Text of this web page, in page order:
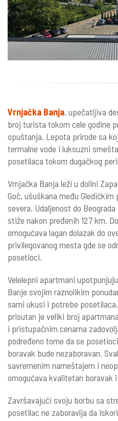
Vrnjačka Banja, upečatljiva
broj turista tokom cele godine
opuštanja. Lepota prirode sa
termalne vode i luksuzni
posetilaca tokom dugačkog
Vrnjačka Banja leži u dolini
Goč, ušuškana među
severa. Udaljenost do
stiže nakon pređenih 127 km.
omogućava lagan dolazak do
privilegovanog mesta gde se
posetioci.
Velelepni apartmani
Banje svojim raznolikim
sami ukusi i potrebe
prisutan je veliki broj
i pristupačnim cenama
podređeno tome da se
boravak bude nezaboravan.
savremenim nameštajem i
omogućava kvalitetan boravak
Završavajući svoju borbu sa
posetilac ne zaboravlja da